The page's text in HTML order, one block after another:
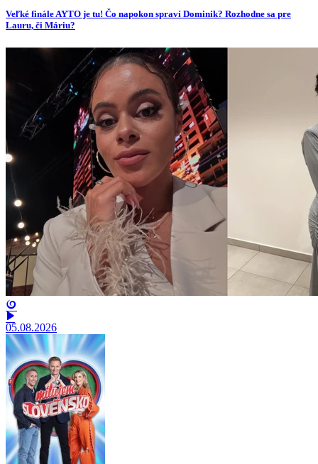
Veľké finále AYTO je tu! Čo napokon spraví Dominik? Rozhodne sa pre
Lauru, či Máriu?
05.08.2026